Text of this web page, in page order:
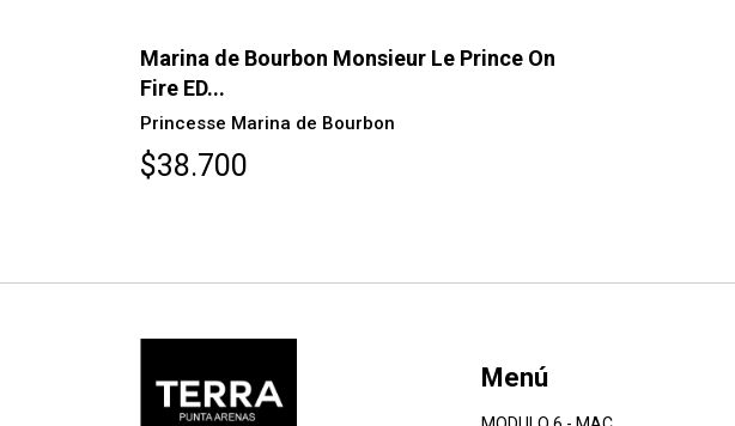
Marina de Bourbon Monsieur Le Prince On
Fire ED...
Princesse Marina de Bourbon
$38.700
Menú